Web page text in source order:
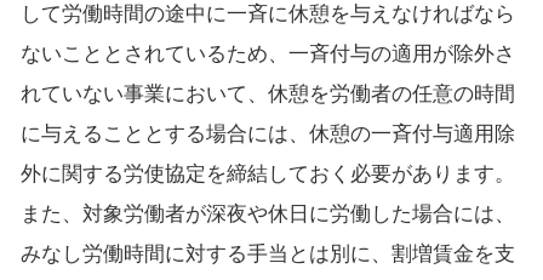
して労働時間の途中に一斉に休憩を与えなければなら
ないこととされているため、一斉付与の適用が除外さ
れていない事業において、休憩を労働者の任意の時間
に与えることとする場合には、休憩の一斉付与適用除
外に関する労使協定を締結しておく必要があります。
また、対象労働者が深夜や休日に労働した場合には、
みなし労働時間に対する手当とは別に、割増賃金を支